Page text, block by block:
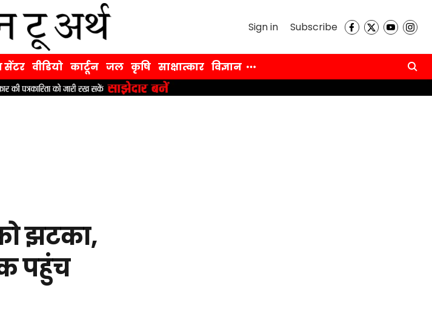
Sign in Subscribe
सेंटर वीडियो कार्टून जल कृषि साक्षात्कार विज्ञान
झटका,
पहुंच